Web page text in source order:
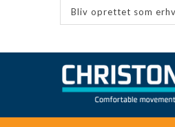
Bliv oprettet som